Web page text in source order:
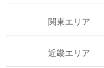
関東エリア
近畿エリア